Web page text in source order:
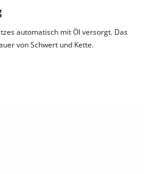
deine Zustimmung, um
Maps laden zu können!
is not permitted to load due
that are not disclosed to the
website owner needs to setup
their CMP to add this content
automatisch mit Öl versorgt. Das
von Schwert und Kette.